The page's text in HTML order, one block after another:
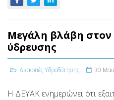
Μεγάλη βλάβη στον
ύδρευσης
Διακοπές Υδροδότησης 30
Η ΔΕΥΑΚ ενημερώνει ότι